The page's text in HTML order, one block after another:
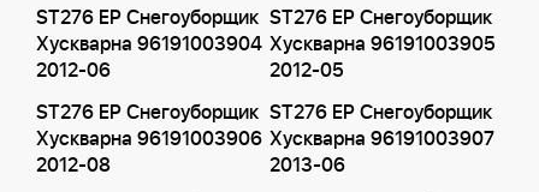
ST276 EP Снегоуборщик
Хускварна 96191003904
2012-06
ST276 EP Снегоуборщик
Хускварна 96191003905
2012-05
ST276 EP Снегоуборщик
Хускварна 96191003906
2012-08
ST276 EP Снегоуборщик
Хускварна 96191003907
2013-06